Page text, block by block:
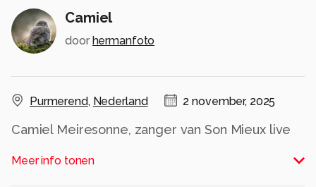
Camiel
door hermanfoto
Purmerend, Nederland 2 november, 2025
Camiel Meiresonne, zanger van Son Mieux live
Meer info tonen